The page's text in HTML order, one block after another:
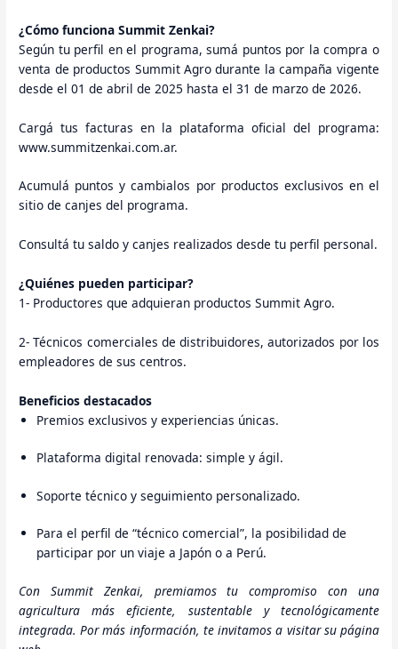
¿Cómo funciona Summit Zenkai?
Según tu perfil en el programa, sumá puntos por la compra o
venta de productos Summit Agro durante la campaña vigente
desde el 01 de abril de 2025 hasta el 31 de marzo de 2026.
Cargá tus facturas en la plataforma oficial del programa:
www.summitzenkai.com.ar.
Acumulá puntos y cambialos por productos exclusivos en el
sitio de canjes del programa.
Consultá tu saldo y canjes realizados desde tu perfil personal.
¿Quiénes pueden participar?
1- Productores que adquieran productos Summit Agro.
2- Técnicos comerciales de distribuidores, autorizados por los
empleadores de sus centros.
Beneficios destacados
Premios exclusivos y experiencias únicas.
Plataforma digital renovada: simple y ágil.
Soporte técnico y seguimiento personalizado.
Para el perfil de “técnico comercial”, la posibilidad de
participar por un viaje a Japón o a Perú.
Con Summit Zenkai, premiamos tu compromiso con una
agricultura más eficiente, sustentable y tecnológicamente
integrada. Por más información, te invitamos a visitar su página